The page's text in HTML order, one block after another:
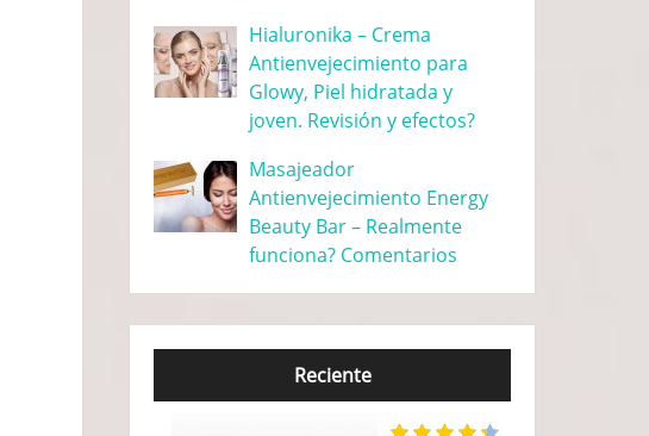
Hialuronika – Crema
Antienvejecimiento para
Glowy, Piel hidratada y
joven. Revisión y efectos?
Masajeador
Antienvejecimiento Energy
Beauty Bar – Realmente
funciona? Comentarios
Reciente